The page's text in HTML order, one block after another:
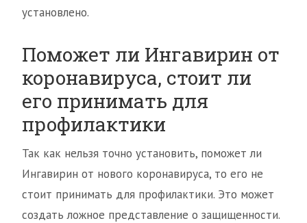
установлено.
Поможет ли Ингавирин от
коронавируса, стоит ли
его принимать для
профилактики
Так как нельзя точно установить, поможет ли
Ингавирин от нового коронавируса, то его не
стоит принимать для профилактики. Это может
создать ложное представление о защищенности.